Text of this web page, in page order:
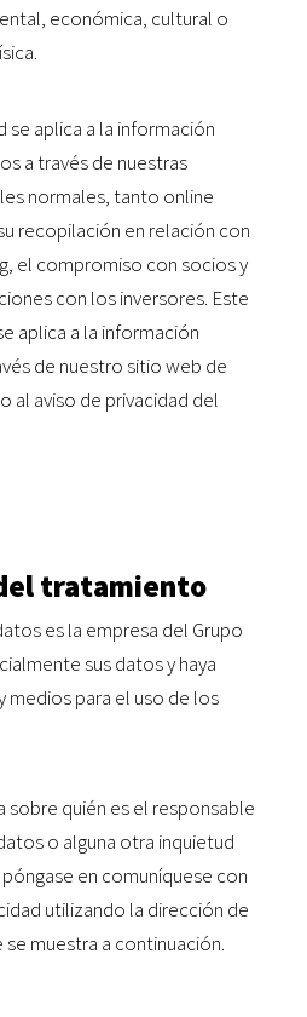
económica, cultural o
se aplica a la información
a través de nuestras
normales, tanto online
recopilación en relación con
el compromiso con socios y
con los inversores. Este
aplica a la información
de nuestro sitio web de
al aviso de privacidad del
tratamiento
es la empresa del Grupo
sus datos y haya
para el uso de los
sobre quién es el responsable
o alguna otra inquietud
en comuníquese con
utilizando la dirección de
muestra a continuación.